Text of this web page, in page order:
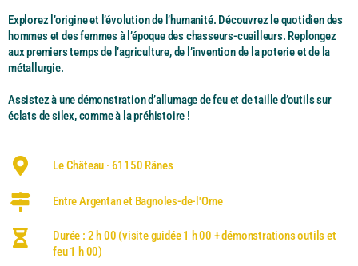
Explorez l’origine et l’évolution de l’humanité. Découvrez le quotidien des
hommes et des femmes à l’époque des chasseurs-cueilleurs. Replongez
aux premiers temps de l’agriculture, de l’invention de la poterie et de la
métallurgie.
Assistez à une démonstration d’allumage de feu et de taille d’outils sur
éclats de silex, comme à la préhistoire !
Le Château · 61150 Rânes
Entre Argentan et Bagnoles-de-l'Orne
Durée : 2 h 00 (visite guidée 1 h 00 + démonstrations outils et
feu 1 h 00)